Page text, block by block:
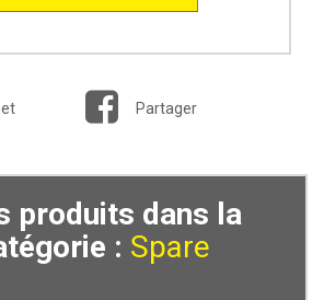
Partager
produits dans la
: Spare